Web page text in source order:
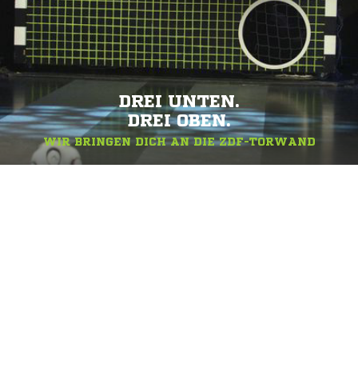
DREI UNTEN.
DREI OBEN.
WIR BRINGEN DICH AN DIE ZDF-TORWAND